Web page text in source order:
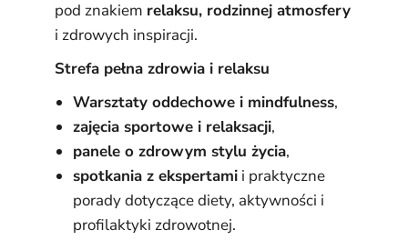
pod znakiem relaksu, rodzinnej atmosfery
i zdrowych inspiracji.
Strefa pełna zdrowia i relaksu
Warsztaty oddechowe i mindfulness,
zajęcia sportowe i relaksacji,
panele o zdrowym stylu życia,
spotkania z ekspertami i praktyczne
porady dotyczące diety, aktywności i
profilaktyki zdrowotnej.